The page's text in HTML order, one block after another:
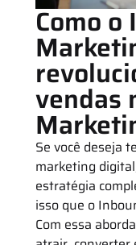
Como
vendas
Se você deseja
marketing
estratégia
isso que o
Com essa